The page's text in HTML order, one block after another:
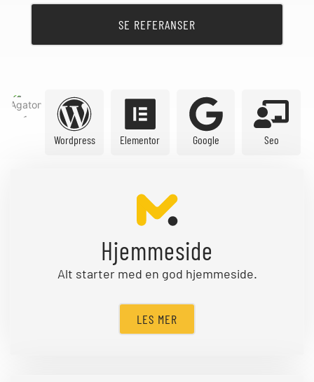
SE REFERANSER
Wordpress Elementor Google Seo
Hjemmeside
Alt starter med en god hjemmeside.
LES MER